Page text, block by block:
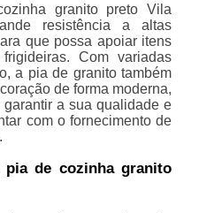
granito preto Vila
resistência a altas
que possa apoiar itens
Com variadas
a pia de granito também
de forma moderna,
a sua qualidade e
com o fornecimento de
pia de cozinha granito